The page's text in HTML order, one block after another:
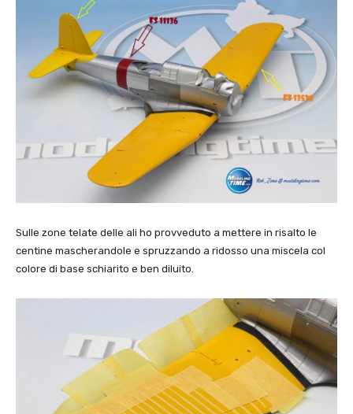
Sulle zone telate delle ali ho provveduto a mettere in risalto le
centine mascherandole e spruzzando a ridosso una miscela col
colore di base schiarito e ben diluito.